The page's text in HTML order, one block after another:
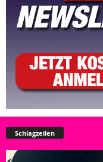
Schlagzeilen